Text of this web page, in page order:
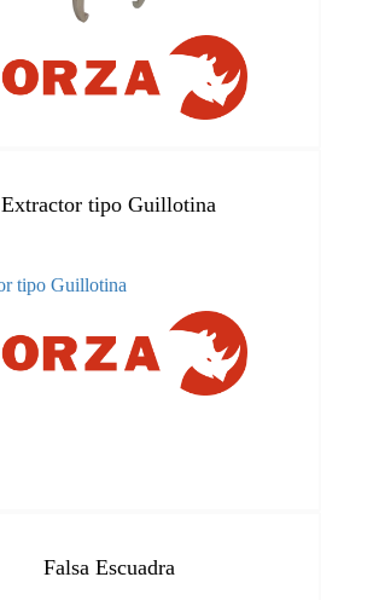
Extractor tipo Guillotina
Falsa Escuadra